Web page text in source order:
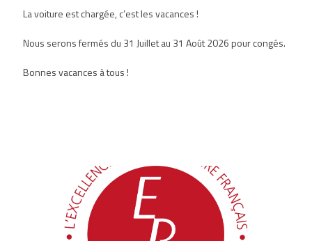
La voiture est chargée, c’est les vacances !
Nous serons fermés du 31 Juillet au 31 Août 2026 pour congés.
Bonnes vacances à tous !